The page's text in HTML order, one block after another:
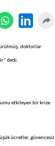
doktorlar
dedi.
etkileyen bir krize
ücretler, güvencesiz